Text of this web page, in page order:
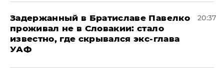
Задержанный в Братиславе Павелко
проживал не в Словакии: стало
известно, где скрывался экс-глава
УАФ
20:37